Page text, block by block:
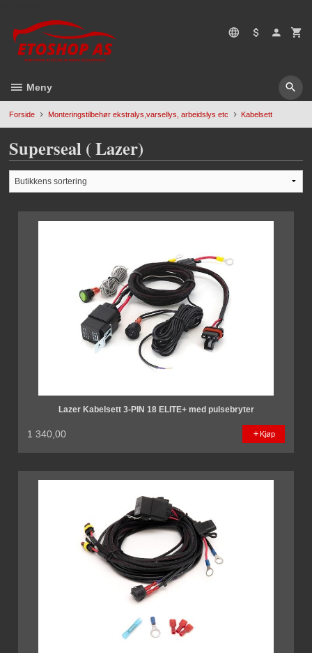
til
innholdet
Meny
Forside Monteringstilbehør ekstralys,varsellys, arbeidslys etc Kabelsett
Superseal ( Lazer)
Lazer Kabelsett 3-PIN 18 ELITE+ med pulsebryter
1 340,00 Kjøp